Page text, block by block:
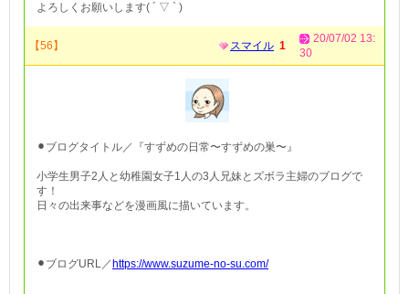
よろしくお願いします( ´ ▽ ` )
【56】 スマイル 1
20/07/02 13:
30
⚫︎ブログタイトル／『すずめの日常〜すずめの巣〜』
小学生男子2人と幼稚園女子1人の3人兄妹とズボラ主婦のブログで
す！
日々の出来事などを漫画風に描いています。
⚫︎ブログURL／ https://www.suzume-no-su.com/